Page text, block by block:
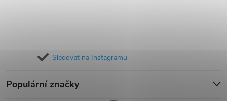
Sledovat na Instagramu
Populární značky